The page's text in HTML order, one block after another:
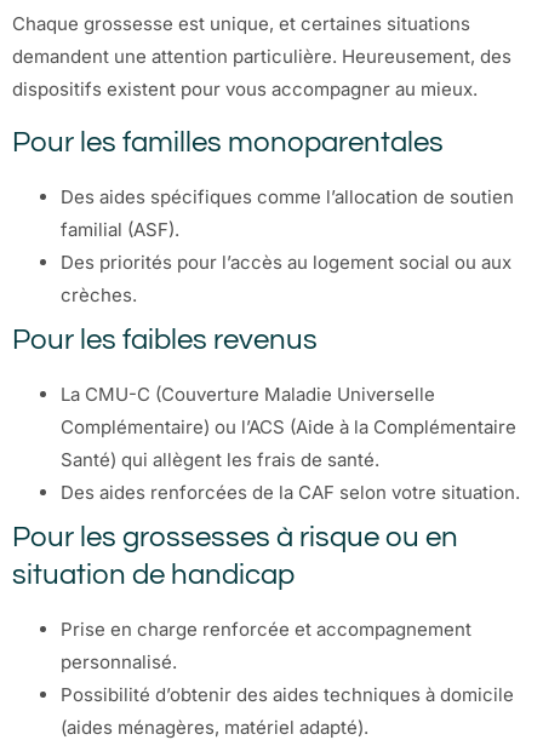
Chaque grossesse est unique, et certaines situations
demandent une attention particulière. Heureusement, des
dispositifs existent pour vous accompagner au mieux.
Pour les familles monoparentales
Des aides spécifiques comme l’allocation de soutien
familial (ASF).
Des priorités pour l’accès au logement social ou aux
crèches.
Pour les faibles revenus
La CMU-C (Couverture Maladie Universelle
Complémentaire) ou l’ACS (Aide à la Complémentaire
Santé) qui allègent les frais de santé.
Des aides renforcées de la CAF selon votre situation.
Pour les grossesses à risque ou en
situation de handicap
Prise en charge renforcée et accompagnement
personnalisé.
Possibilité d’obtenir des aides techniques à domicile
(aides ménagères, matériel adapté).